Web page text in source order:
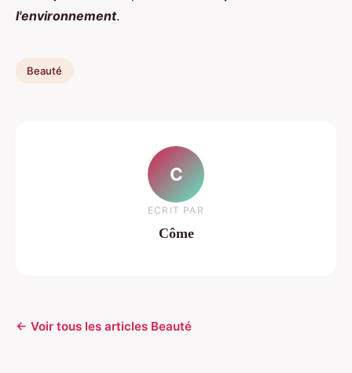
l'environnement.
Beauté
C
ECRIT PAR
Côme
← Voir tous les articles Beauté